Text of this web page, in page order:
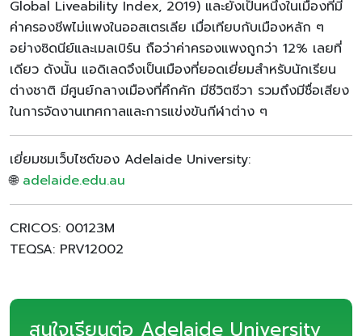
Global Liveability Index, 2019) และยังเป็นหนึ่งในเมืองที่มี
ค่าครองชีพไม่แพงในออสเตรเลีย เมื่อเทียบกับเมืองหลัก ๆ
อย่างซิดนีย์และเมลเบิร์น ถือว่าค่าครองแพงถูกว่า 12% เลยที่
เดียว ดังนั้น แอดิเลดจึงเป็นเมืองที่ยอดเยี่ยมสำหรับนักเรียน
ต่างชาติ มีศูนย์กลางเมืองที่คึกคัก มีชีวิตชีวา รวมถึงมีชื่อเสียง
ในการจัดงานเทศกาลและการแข่งขันกีฬาต่าง ๆ
เยี่ยมชมเว็บไซต์ของ Adelaide University:
🌐 adelaide.edu.au
CRICOS: 00123M
TEQSA: PRV12002
สนใจเรียนต่อ Adelaide University